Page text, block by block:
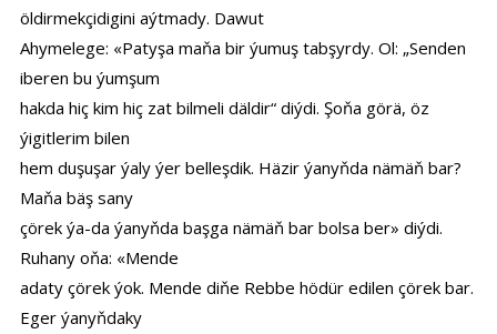
öldirmekçidigini aýtmady. Dawut
Ahymelege: «Patyşa maňa bir ýumuş tabşyrdy. Ol: „Senden
iberen bu ýumşum
hakda hiç kim hiç zat bilmeli däldir“ diýdi. Şoňa görä, öz
ýigitlerim bilen
hem duşuşar ýaly ýer belleşdik. Häzir ýanyňda nämäň bar?
Maňa bäş sany
çörek ýa-da ýanyňda başga nämäň bar bolsa ber» diýdi.
Ruhany oňa: «Mende
adaty çörek ýok. Mende diňe Rebbe hödür edilen çörek bar.
Eger ýanyňdaky